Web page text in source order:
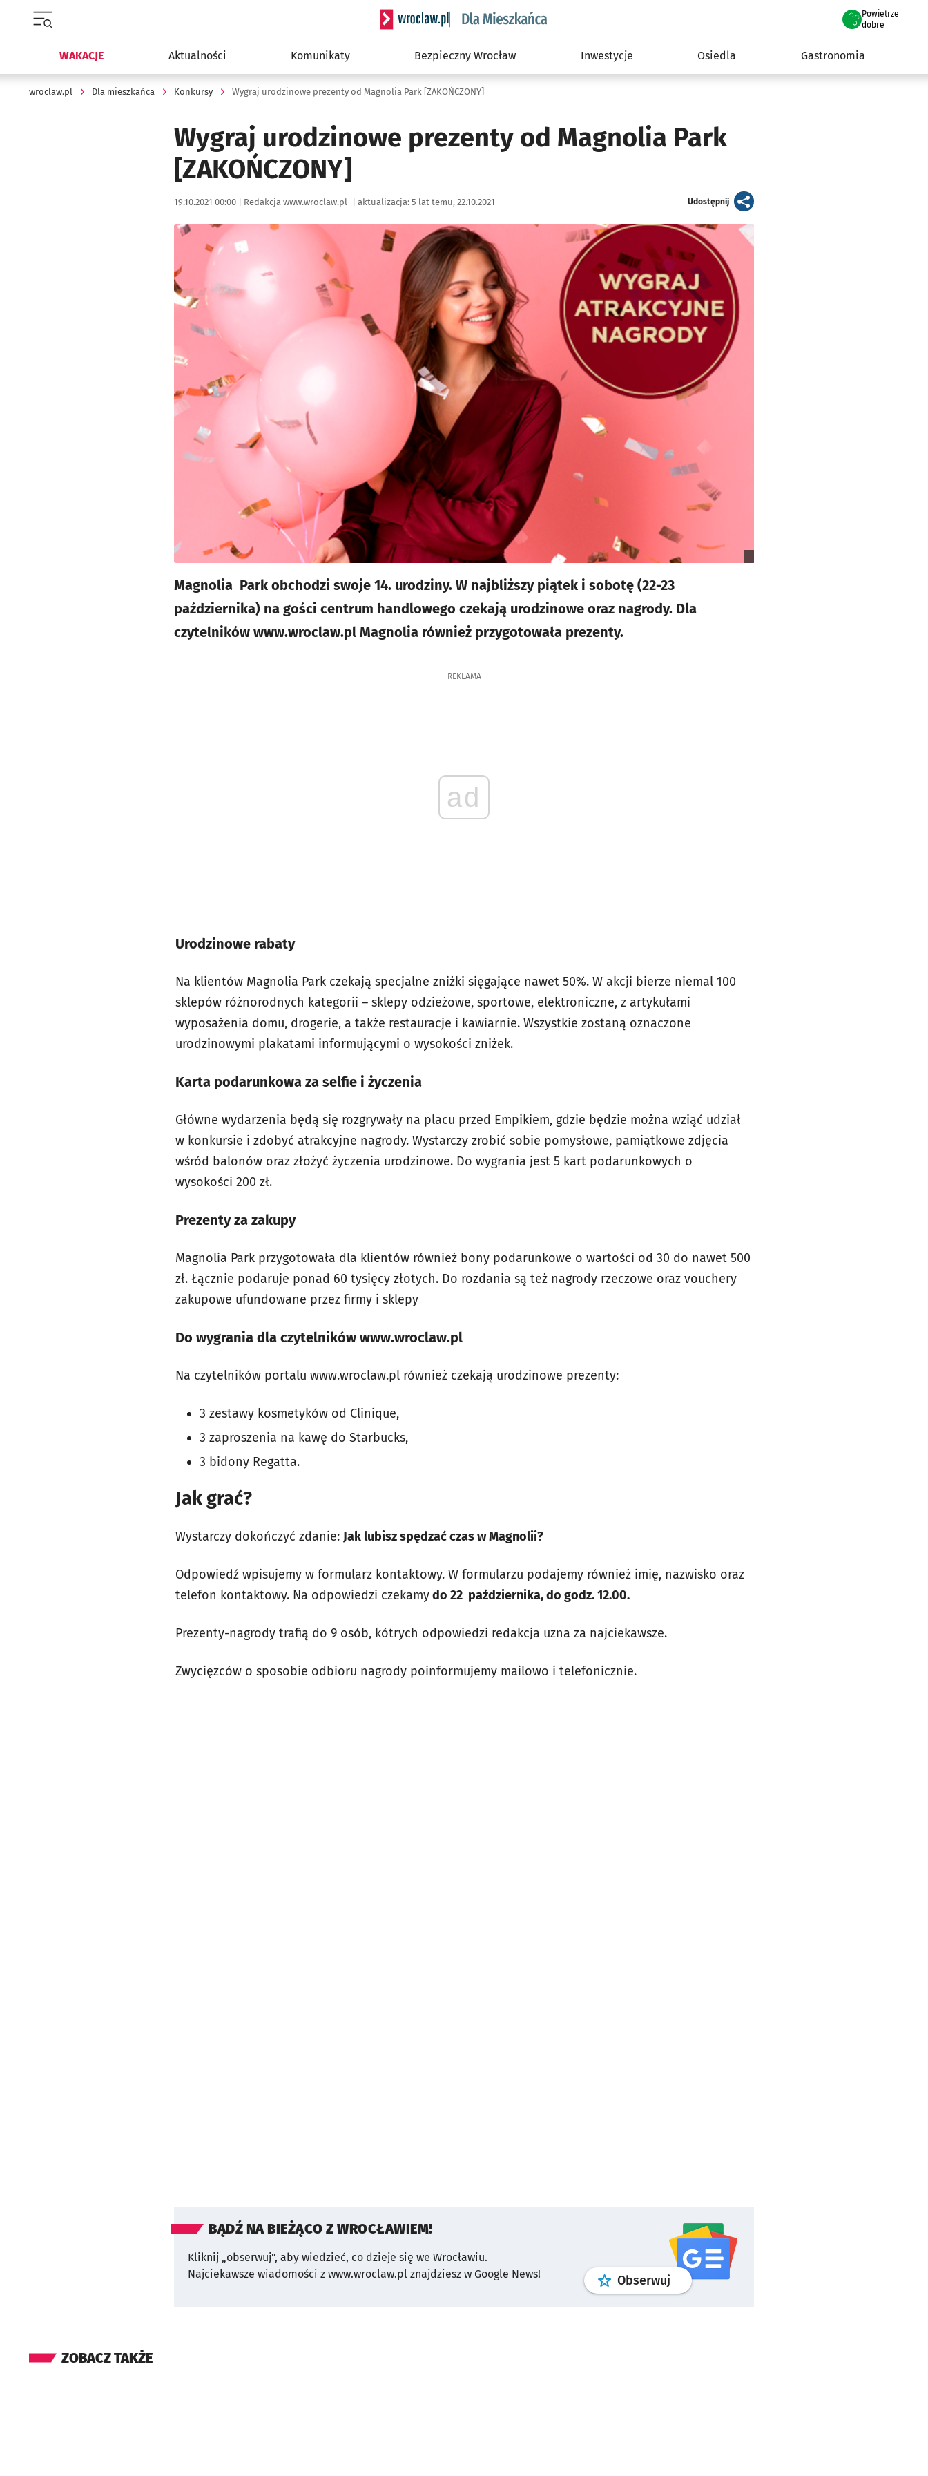
Serwis informacyjny wroclaw.pl podserwis: Dla mieszkańca
Powietrze
we Wrocławiu
dobre
WAKACJE Aktualności Komunikaty Bezpieczny Wrocław Inwestycje Osiedla Gastronomia
wroclaw.pl Dla mieszkańca Konkursy Wygraj urodzinowe prezenty od Magnolia Park [ZAKOŃCZONY]
Wygraj urodzinowe prezenty od Magnolia Park
[ZAKOŃCZONY]
Data publikacji:
19.10.2021 00:00 | Autor:
Redakcja www.wroclaw.pl aktualizacja: 5 lat temu, 22.10.2021 Udostępnijartykuł
Kliknij, aby powiększyć
Magnolia Park obchodzi swoje 14. urodziny. W najbliższy piątek i sobotę (22-23
października) na gości centrum handlowego czekają urodzinowe oraz nagrody. Dla
czytelników www.wroclaw.pl Magnolia również przygotowała prezenty.
REKLAMA
ad
Urodzinowe rabaty
Na klientów Magnolia Park czekają specjalne zniżki sięgające nawet 50%. W akcji bierze niemal 100
sklepów różnorodnych kategorii – sklepy odzieżowe, sportowe, elektroniczne, z artykułami
wyposażenia domu, drogerie, a także restauracje i kawiarnie. Wszystkie zostaną oznaczone
urodzinowymi plakatami informującymi o wysokości zniżek.
Karta podarunkowa za selfie i życzenia
Główne wydarzenia będą się rozgrywały na placu przed Empikiem, gdzie będzie można wziąć udział
w konkursie i zdobyć atrakcyjne nagrody. Wystarczy zrobić sobie pomysłowe, pamiątkowe zdjęcia
wśród balonów oraz złożyć życzenia urodzinowe. Do wygrania jest 5 kart podarunkowych o
wysokości 200 zł.
Prezenty za zakupy
Magnolia Park przygotowała dla klientów również bony podarunkowe o wartości od 30 do nawet 500
zł. Łącznie podaruje ponad 60 tysięcy złotych. Do rozdania są też nagrody rzeczowe oraz vouchery
zakupowe ufundowane przez firmy i sklepy
Do wygrania dla czytelników www.wroclaw.pl
Na czytelników portalu www.wroclaw.pl również czekają urodzinowe prezenty:
3 zestawy kosmetyków od Clinique,
3 zaproszenia na kawę do Starbucks,
3 bidony Regatta.
Jak grać?
Wystarczy dokończyć zdanie: Jak lubisz spędzać czas w Magnolii?
Odpowiedź wpisujemy w formularz kontaktowy. W formularzu podajemy również imię, nazwisko oraz
telefon kontaktowy. Na odpowiedzi czekamydo 22 października, do godz. 12.00.
Prezenty-nagrody trafią do 9 osób, kótrych odpowiedzi redakcja uzna za najciekawsze.
Zwycięzców o sposobie odbioru nagrody poinformujemy mailowo i telefonicznie.
BĄDŹ NA BIEŻĄCO Z WROCŁAWIEM!
Kliknij „obserwuj”, aby wiedzieć, co dzieje się we Wrocławiu.
Najciekawsze wiadomości z www.wroclaw.pl znajdziesz w Google News!
Obserwuj profilgoogle news
ZOBACZ TAKŻE